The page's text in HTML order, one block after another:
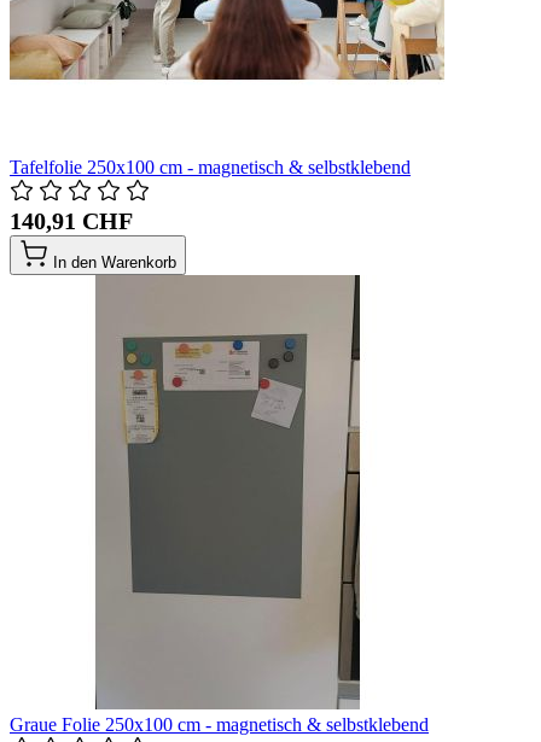
Tafelfolie 250x100 cm - magnetisch & selbstklebend
140,91 CHF
In den Warenkorb
Graue Folie 250x100 cm - magnetisch & selbstklebend